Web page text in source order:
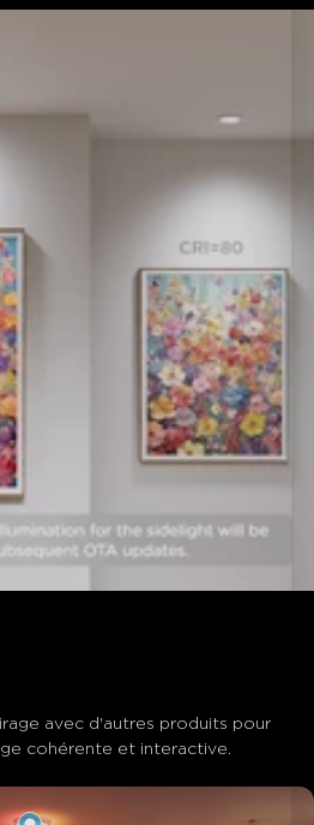
avec d'autres produits pour
cohérente et interactive.